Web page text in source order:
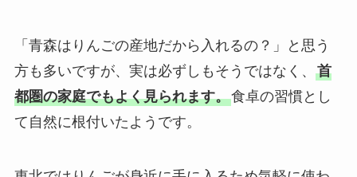
「青森はりんごの産地だから入れるの？」と思う
方も多いですが、実は必ずしもそうではなく、 首
都圏の家庭でもよく見られます。食卓の習慣とし
て自然に根付いたようです。